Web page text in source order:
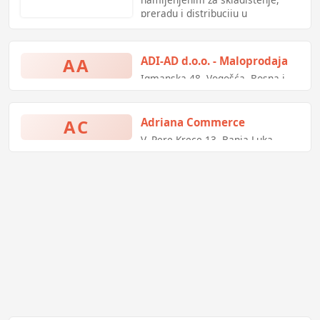
preradu i distribuciju u
zastupnici renomiranih svjetskih
proizvođača rashladne opreme.
AA ADI-AD d.o.o. - Maloprodaja
Igmanska 48, Vogošća, Bosna i
AC Adriana Commerce
V. Pere Krece 13, Banja Luka,